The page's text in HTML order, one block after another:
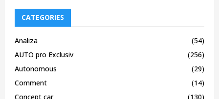
CATEGORIES
Analiza
(54)
AUTO pro Exclusiv
(256)
Autonomous
(29)
Comment
(14)
Concept car
(130)